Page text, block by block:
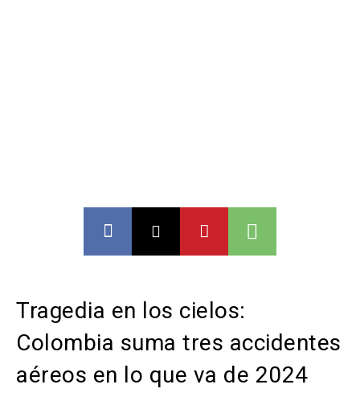
Tragedia en los cielos:
Colombia suma tres accidentes
aéreos en lo que va de 2024